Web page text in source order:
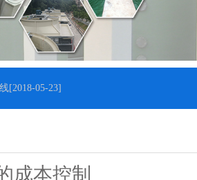
05-23]
成本控制